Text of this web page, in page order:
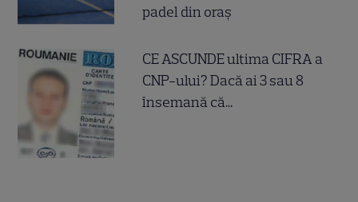
padel din oraș
CE ASCUNDE ultima CIFRA a
CNP-ului? Dacă ai 3 sau 8
însemană că...